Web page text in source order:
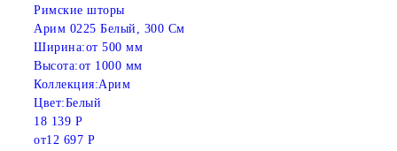
Римские шторы
Арим 0225 Белый, 300 См
Ширина:от 500 мм
Высота:от 1000 мм
Коллекция:Арим
Цвет:Белый
18 139 Р
от12 697 Р